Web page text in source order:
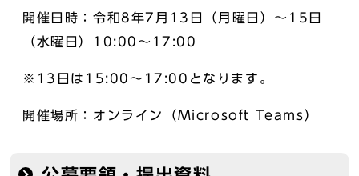
開催日時：令和8年7月13日（月曜日）～15日
（水曜日）10:00～17:00
※13日は15:00～17:00となります。
開催場所：オンライン（Microsoft Teams）